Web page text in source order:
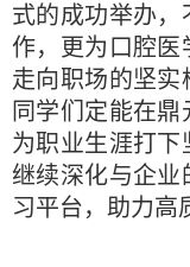
式的成功举办
作，更为口腔医
走向职场的坚实
同学们定能在鼎
为职业生涯打下
继续深化与企业
习平台，助力高